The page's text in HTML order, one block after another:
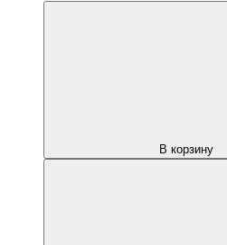
В корзину